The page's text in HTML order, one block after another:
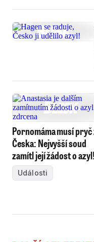
Pornomáma musí pryč
Česka: Nejvyšší soud
zamítl její žádost o
Události